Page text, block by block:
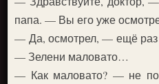
папа. — Вы его уже
— Да, осмотрел, — ещё раз
— Зелени маловато…
— Как маловато? — не